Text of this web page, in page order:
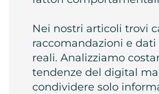
Nei nostri articoli trovi
raccomandazioni e
reali. Analizziamo
tendenze del digital
condividere solo